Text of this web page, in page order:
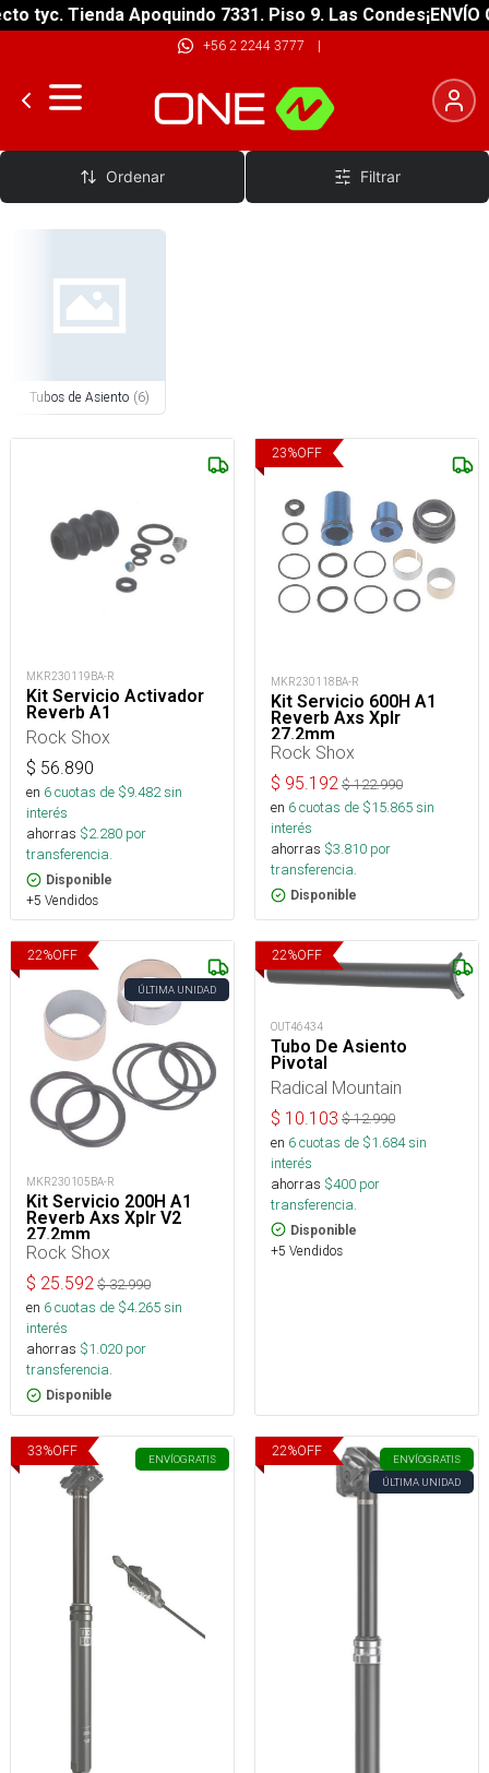
tyc. Tienda Apoquindo 7331. Piso 9. Las Condes¡ENVÍO
+56 2 2244 3777 |
Tubos de Asiento
Ordenar Filtrar
Tubos de Asiento (6)
MKR230119BA-R
Kit Servicio Activador
Reverb A1
Rock Shox
$ 56.890
en 6cuotas de $9.482sin
interés
ahorras $2.280 por
transferencia.
Disponible
+5 Vendidos
23%OFF
MKR230118BA-R
Kit Servicio 600H A1
Reverb Axs Xplr
27.2mm
Rock Shox
$ 95.192 $122.990
en 6cuotas de $15.865sin
interés
ahorras $3.810 por
transferencia.
Disponible
22%OFF
ÚLTIMA UNIDAD
MKR230105BA-R
Kit Servicio 200H A1
Reverb Axs Xplr V2
27.2mm
Rock Shox
$ 25.592 $32.990
en 6cuotas de $4.265sin
interés
ahorras $1.020 por
transferencia.
Disponible
22%OFF
OUT46434
Tubo De Asiento
Pivotal
Radical Mountain
$ 10.103 $12.990
en 6cuotas de $1.684sin
interés
ahorras $400 por
transferencia.
Disponible
+5 Vendidos
33%OFF
ENVÍOGRATIS
22%OFF
ENVÍOGRATIS
ÚLTIMA UNIDAD